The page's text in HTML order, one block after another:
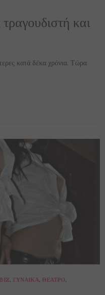
και
κατά δέκα χρόνια. Τώρα
, ΓΥΝΑΊΚΑ, ΘΈΑΤΡΟ,